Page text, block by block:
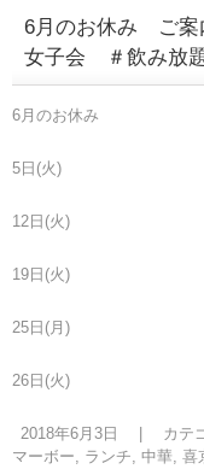
6月のお休み
女子会 ＃飲み放
6月のお休み
5日(火)
12日(火)
19日(火)
25日(月)
26日(火)
2018年6月3日 カテ
マーボー, ランチ, 中華, 喜